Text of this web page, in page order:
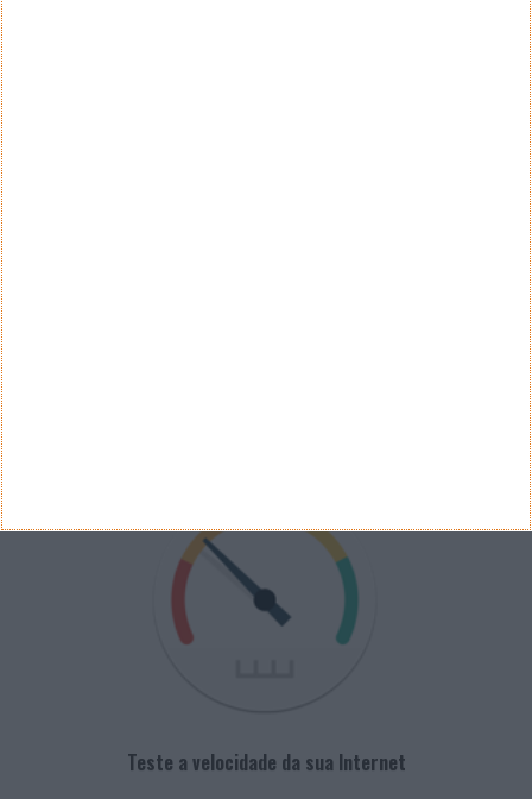
Teste a velocidade da sua Internet